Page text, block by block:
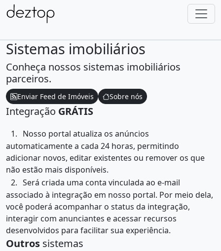
Sistemas imobiliários
Conheça nossos sistemas imobiliários
parceiros.
Enviar Feed de Imóveis Sobre nós
Integração GRÁTIS
1. Nosso portal atualiza os anúncios
automaticamente a cada 24 horas, permitindo
adicionar novos, editar existentes ou remover os que
não estão mais disponíveis.
2. Será criada uma conta vinculada ao e-mail
associado à integração em nosso portal. Por meio dela,
você poderá acompanhar o status da integração,
interagir com anunciantes e acessar recursos
desenvolvidos para facilitar sua experiência.
Outros sistemas